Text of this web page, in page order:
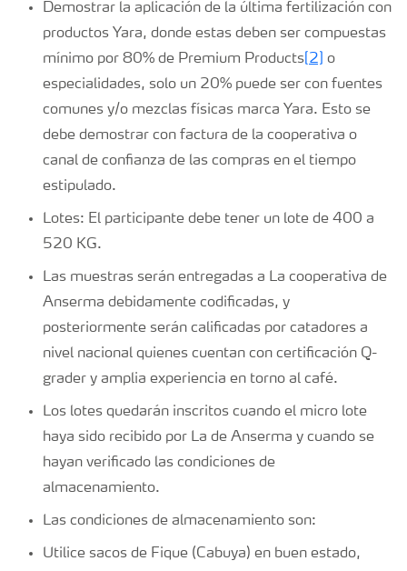
Demostrar la aplicación de la última fertilización con
productos Yara, donde estas deben ser compuestas
mínimo por 80% de Premium Products [2]
o
especialidades, solo un 20% puede ser con fuentes
comunes y/o mezclas físicas marca Yara. Esto se
debe demostrar con factura de la cooperativa o
canal de confianza de las compras en el tiempo
estipulado.
Lotes: El participante debe tener un lote de 400 a
520 KG.
Las muestras serán entregadas a La cooperativa de
Anserma debidamente codificadas, y
posteriormente serán calificadas por catadores a
nivel nacional quienes cuentan con certificación Q-
grader y amplia experiencia en torno al café.
Los lotes quedarán inscritos cuando el micro lote
haya sido recibido por La de Anserma y cuando se
hayan verificado las condiciones de
almacenamiento.
Las condiciones de almacenamiento son:
Utilice sacos de Fique (Cabuya) en buen estado,